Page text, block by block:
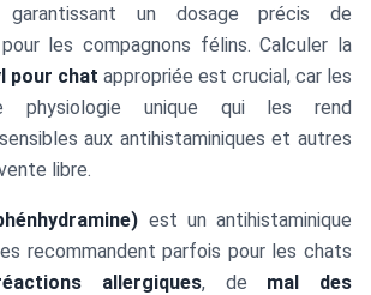
garantissant un dosage précis de
pour les compagnons félins. Calculer la
pour chat appropriée est crucial, car les
physiologie unique qui les rend
aux antihistaminiques et autres
libre.
est un antihistaminique
recommandent parfois pour les chats
allergiques, de mal des